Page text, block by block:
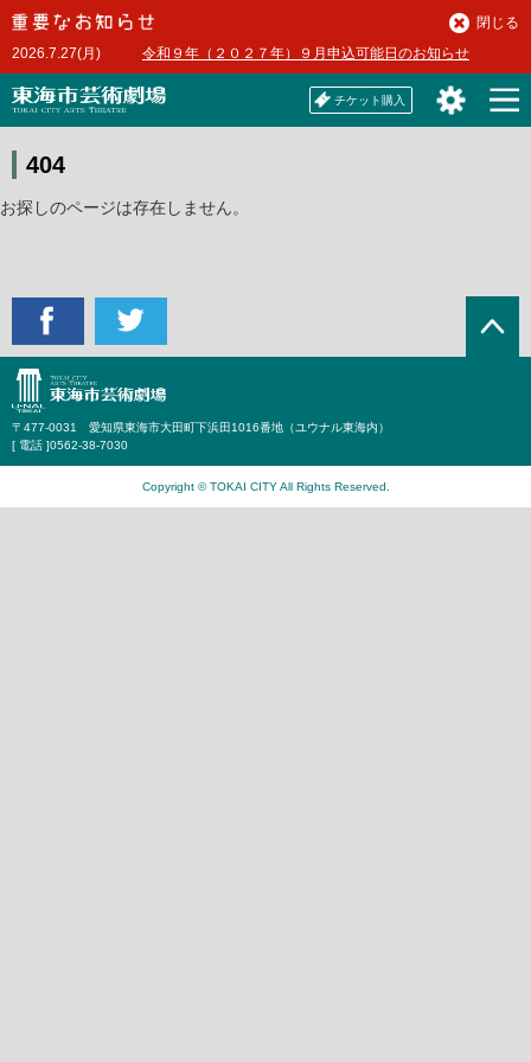
本
文
へ2026.7.27(月) 令和９年（２０２７年）９月申込可能日のお知らせ
閉じる
チケット購入
404
お探しのページは存在しません。
〒477-0031 愛知県東海市大田町下浜田1016番地（ユウナル東海内）
[ 電話 ]0562-38-7030
Copyright © TOKAI CITY All Rights Reserved.